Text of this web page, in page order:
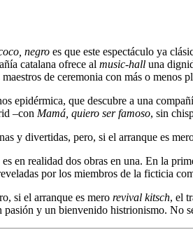
negro es que este espectáculo ya
catalana ofrece al music-hall una
maestros de ceremonia con más o menos
epidérmica, que descubre a una
–con Mamá, quiero ser famoso, sin
y divertidas, pero, si el arranque es
en realidad dos obras en una. En la
por los miembros de la ficticia
si el arranque es mero revival kitsch, el
pasión y un bienvenido histrionismo. No